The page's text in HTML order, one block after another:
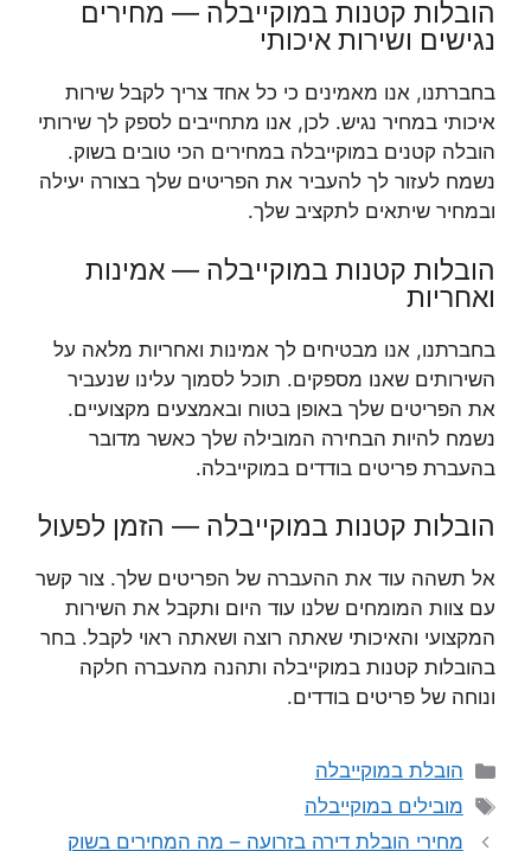
הובלות קטנות במוקייבלה — מחירים
נגישים ושירות איכותי
בחברתנו, אנו מאמינים כי כל אחד צריך לקבל שירות
איכותי במחיר נגיש. לכן, אנו מתחייבים לספק לך שירותי
הובלה קטנים במוקייבלה במחירים הכי טובים בשוק.
נשמח לעזור לך להעביר את הפריטים שלך בצורה יעילה
ובמחיר שיתאים לתקציב שלך.
הובלות קטנות במוקייבלה — אמינות
ואחריות
בחברתנו, אנו מבטיחים לך אמינות ואחריות מלאה על
השירותים שאנו מספקים. תוכל לסמוך עלינו שנעביר
את הפריטים שלך באופן בטוח ובאמצעים מקצועיים.
נשמח להיות הבחירה המובילה שלך כאשר מדובר
בהעברת פריטים בודדים במוקייבלה.
הובלות קטנות במוקייבלה — הזמן לפעול
אל תשהה עוד את ההעברה של הפריטים שלך. צור קשר
עם צוות המומחים שלנו עוד היום ותקבל את השירות
המקצועי והאיכותי שאתה רוצה ושאתה ראוי לקבל. בחר
בהובלות קטנות במוקייבלה ותהנה מהעברה חלקה
ונוחה של פריטים בודדים.
קטגוריות
הובלת במוקייבלה
תגיות
מובילים במוקייבלה
מחירי הובלת דירה בזרועה – מה המחירים בשוק